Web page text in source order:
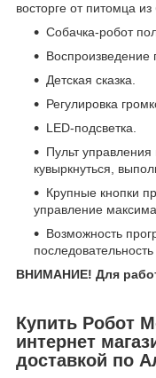
восторге от питомца
Собачка-робот
Детская сказка.
Регулировка
LED-подсветка.
Пульт
кувыркнуться,
Крупные кнопки
управление
Возможность
ВНИМАНИЕ! Для
Купить Робот
интернет
доставкой по